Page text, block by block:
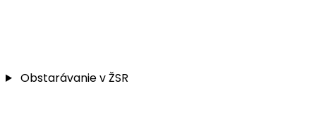
Obstarávanie v ŽSR